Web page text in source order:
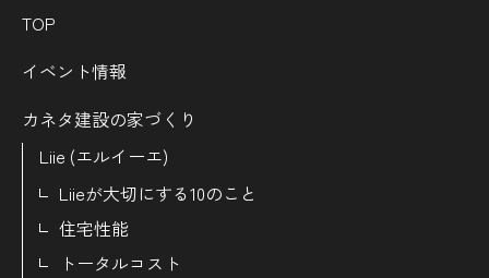
TOP
イベント情報
カネタ建設の家づくり
Liie (エルイーエ)
Liieが大切にする10のこと
住宅性能
トータルコスト